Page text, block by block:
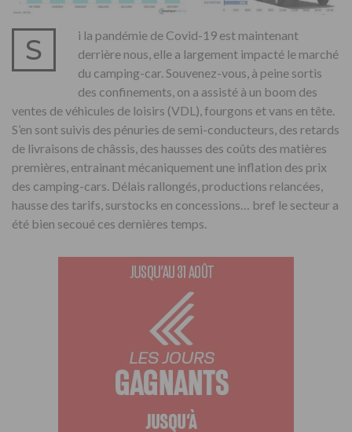
S
i la pandémie de Covid-19 est maintenant
derrière nous, elle a largement impacté le marché
du camping-car. Souvenez-vous, à peine sortis
des confinements, on a assisté à un boom des
ventes de véhicules de loisirs (VDL), fourgons et vans en tête.
S’en sont suivis des pénuries de semi-conducteurs, des retards
de livraisons de châssis, des hausses des coûts des matières
premières, entrainant mécaniquement une inflation des prix
des camping-cars. Délais rallongés, productions relancées,
hausse des tarifs, surstocks en concessions… bref le secteur a
été bien secoué ces dernières temps.